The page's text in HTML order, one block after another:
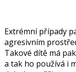
Extrémní případy
agresivním
Takové dítě má
a tak ho používá i